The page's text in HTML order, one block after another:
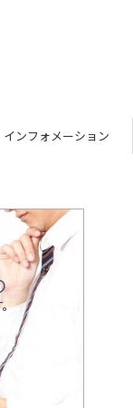
インフォメーション